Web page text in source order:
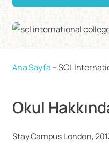
Ana Sayfa –SCL
Okul
Stay Campus London,